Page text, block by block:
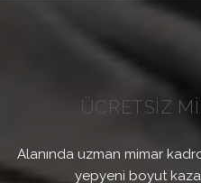
ÜCRETSİZ
Alanında uzman mimar
yepyeni boyut